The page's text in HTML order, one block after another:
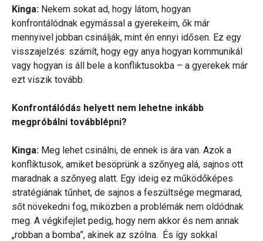
Kinga: Nekem sokat ad, hogy látom, hogyan
konfrontálódnak egymással a gyerekeim, ők már
mennyivel jobban csinálják, mint én ennyi idősen. Ez egy
visszajelzés: számít, hogy egy anya hogyan kommunikál
vagy hogyan is áll bele a konfliktusokba – a gyerekek már
ezt viszik tovább.
Konfrontálódás helyett nem lehetne inkább
megpróbálni továbblépni?
Kinga: Meg lehet csinálni, de ennek is ára van. Azok a
konfliktusok, amiket besöprünk a szőnyeg alá, sajnos ott
maradnak a szőnyeg alatt. Egy ideig ez működőképes
stratégiának tűnhet, de sajnos a feszültsége megmarad,
sőt növekedni fog, miközben a problémák nem oldódnak
meg. A végkifejlet pedig, hogy nem akkor és nem annak
„robban a bomba”, akinek az szólna. És így sokkal